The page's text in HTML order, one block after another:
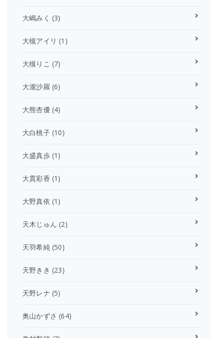
大嶋みく (3)
大槻アイリ (1)
大槻りこ (7)
大瀧沙羅 (6)
大熊杏優(4)
大白桃子(10)
大盛真歩(1)
大貫彩香 (1)
大野真依 (1)
天木じゅん (2)
天羽希純(50)
天野きき (23)
天野レナ (5)
奥山かずさ (64)